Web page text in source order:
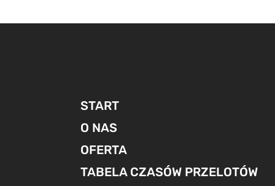
START
O NAS
OFERTA
TABELA CZASÓW PRZELOTÓW